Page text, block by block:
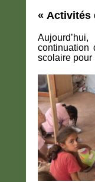
« Activités
continuation
scolaire pour